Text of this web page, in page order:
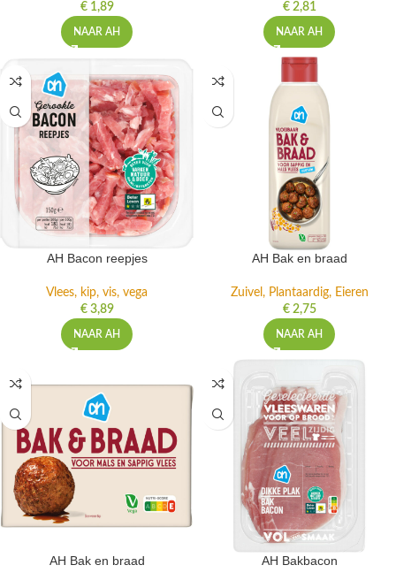
€1,89
NAAR AH
€2,81
NAAR AH
AH Bacon reepjes
Vlees, kip, vis, vega
€3,89
NAAR AH
AH Bak en braad
Zuivel, Plantaardig, Eieren
€2,75
NAAR AH
AH Bak en braad AH Bakbacon